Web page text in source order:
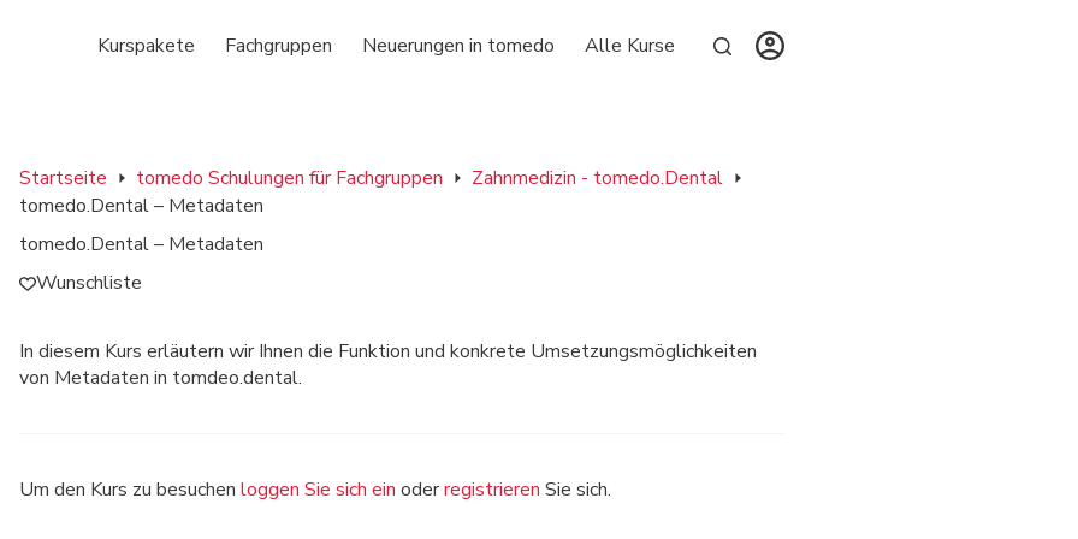
Kurspakete Fachgruppen Neuerungen in tomedo Alle Kurse
Startseite tomedo Schulungen für Fachgruppen
Zahnmedizin - tomedo.Dental
tomedo.Dental – Metadaten
tomedo.Dental – Metadaten
Wunschliste
In diesem Kurs erläutern wir Ihnen die Funktion und konkrete Umsetzungsmöglichkeiten
von Metadaten in tomdeo.dental.
Um den Kurs zu besuchen loggen Sie sich ein oderregistrieren Sie sich.